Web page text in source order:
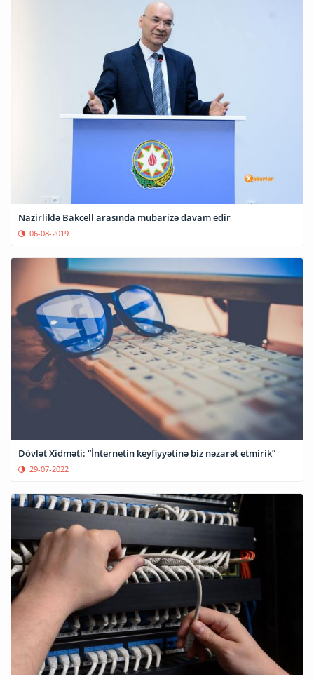
Nazirliklə Bakcell arasında mübarizə davam edir
06-08-2019
Dövlət Xidməti: “İnternetin keyfiyyətinə biz nəzarət etmirik”
29-07-2022